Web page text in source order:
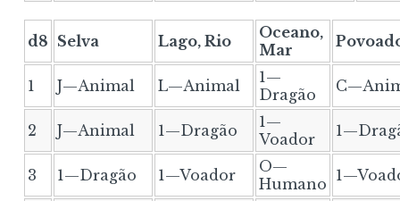
d8 Selva Lago, Rio
Oceano,
Mar
1 J—Animal L—Animal
1—
Dragão
2 J—Animal 1—Dragão
1—
Voador
3 1—Dragão 1—Voador
O—
Humano